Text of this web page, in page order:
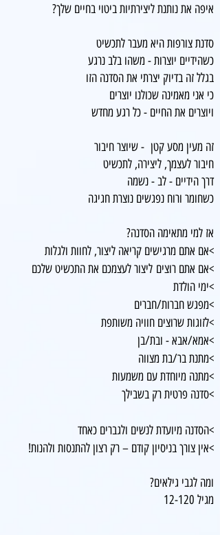
איפה את נותנת ליצירתיות ביטוי בחיים שלך?
סדנת צורפות היא מעבר לתכשיט
כשהידיים יוצרות - משהו בלב נרגע
בגלל זה בדיוק יצרתי את הסדנה הזו
כי אני מאמינה שכולנו יוצרים
ויוצרים את החיים - כל רגע מחדש​​
זה מעין מסע קטן - שיוצר חיבור
חיבור לעצמך, ליצירה, לתכשיט
דרך הידיים - לב - נשמה
כשחומר ורוח נפגשים נוצרת חגיגה
אז למי מתאימה הסדנה?
>אם אתם מרגישים קריאה ליצור, לחוות ולגלות
>אם אתם רוצים ליצור לעצמכם את התכשיט שלכם
>ימי הולדת
>מפגש חברות/חברים
>לזוגות שרוצים חוויה משותפת
>אמא/אבא - ובת/בן
>מתנת בר/בת מצווה
>מתנה מיוחדת עם משמעות
>סדנה פרטית רק בשבילך
>הסדנה מיועדת לנשים ולגברים כאחד
>אין צורך בניסיון קודם – רק רצון להתנסות ולהנות!​
ומה לגבי גילאים?
מגיל 12-120